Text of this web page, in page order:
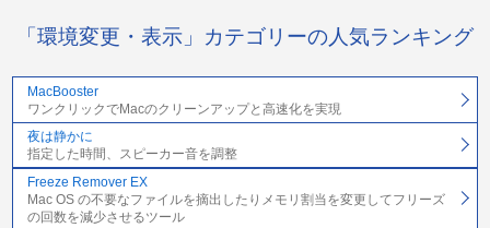
「環境変更・表示」カテゴリーの人気ランキング
MacBooster
ワンクリックでMacのクリーンアップと高速化を実現
夜は静かに
指定した時間、スピーカー音を調整
Freeze Remover EX
Mac OS の不要なファイルを摘出したりメモリ割当を変更してフリーズ
の回数を減少させるツール